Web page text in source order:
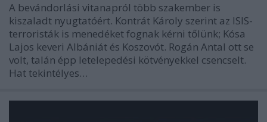
A bevándorlási vitanapról több szakember is
kiszaladt nyugtatóért. Kontrát Károly szerint az ISIS-
terroristák is menedéket fognak kérni tőlünk; Kósa
Lajos keveri Albániát és Koszovót. Rogán Antal ott se
volt, talán épp letelepedési kötvényekkel csencselt.
Hat tekintélyes…